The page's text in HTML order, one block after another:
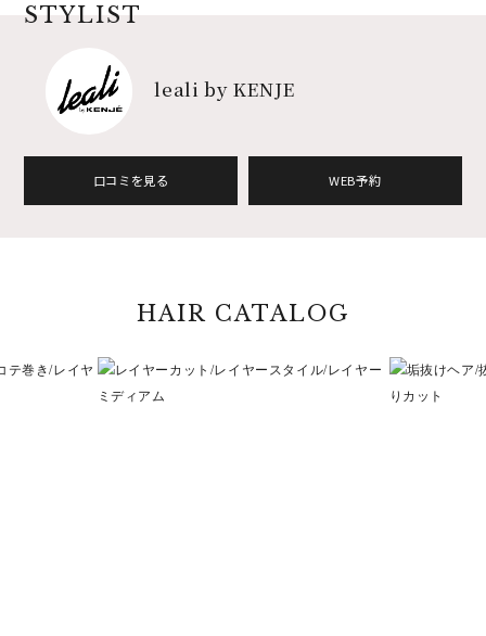
STYLIST
leali by KENJE
口コミを見る WEB予約
HAIR CATALOG